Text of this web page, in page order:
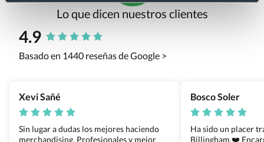
Lo que dicen nuestros clientes
4.9
Basado en 1440 reseñas de Google >
Xevi Sañé
Sin lugar a dudas los mejores haciendo
merchandising. Profesionales y mejor
Bosco Soler
Ha sido un placer
Billingham ❤️